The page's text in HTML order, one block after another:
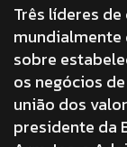
Três líderes
mundialmente
sobre
os negócios
união dos
presidente da